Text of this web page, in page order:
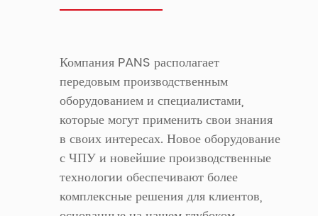
Компания PANS располагает
передовым производственным
оборудованием и специалистами,
которые могут применить свои знания
в своих интересах. Новое оборудование
с ЧПУ и новейшие производственные
технологии обеспечивают более
комплексные решения для клиентов,